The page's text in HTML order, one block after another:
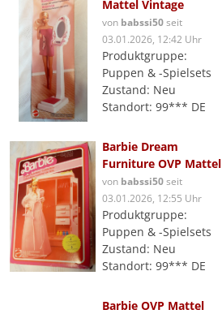
Mattel Vintage
von babssi50seit
03.01.2026, 12:42 Uhr
Produktgruppe:
Puppen & -Spielsets
Zustand: Neu
Standort: 99*** DE
Barbie Dream
Furniture OVP Mattel
von babssi50seit
03.01.2026, 12:55 Uhr
Produktgruppe:
Puppen & -Spielsets
Zustand: Neu
Standort: 99*** DE
Barbie OVP Mattel